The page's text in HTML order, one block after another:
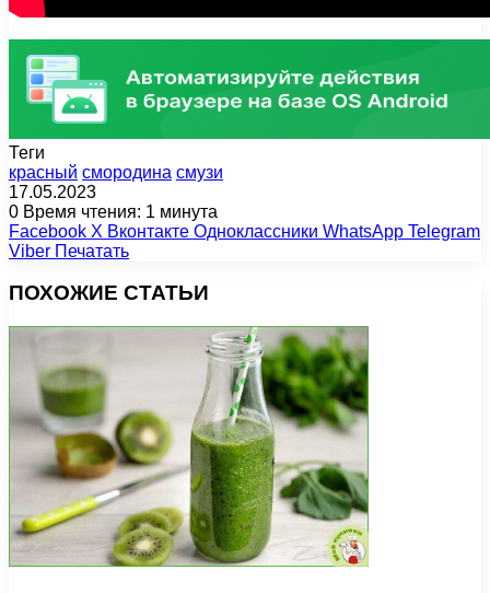
Теги
красный смородина смузи
17.05.2023
0 Время чтения: 1 минута
Facebook X Вконтакте Одноклассники WhatsApp Telegram
Viber Печатать
ПОХОЖИЕ СТАТЬИ